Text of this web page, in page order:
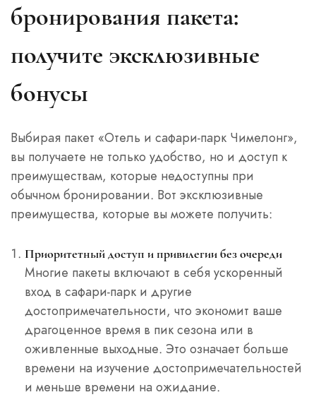
бронирования пакета:
получите эксклюзивные
бонусы
Выбирая пакет «Отель и сафари-парк Чимелонг»,
вы получаете не только удобство, но и доступ к
преимуществам, которые недоступны при
обычном бронировании. Вот эксклюзивные
преимущества, которые вы можете получить:
Приоритетный доступ и привилегии без очереди
Многие пакеты включают в себя ускоренный
вход в сафари-парк и другие
достопримечательности, что экономит ваше
драгоценное время в пик сезона или в
оживленные выходные. Это означает больше
времени на изучение достопримечательностей
и меньше времени на ожидание.